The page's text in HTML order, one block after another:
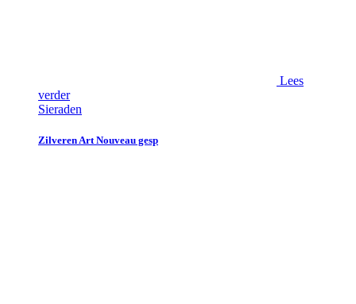
Lees
verder
Sieraden
Zilveren Art Nouveau gesp